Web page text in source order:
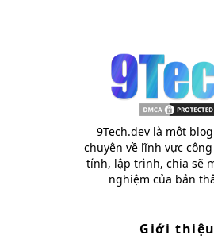
9Tech.dev là một
chuyên về lĩnh vực
tính, lập trình, chia sẽ
nghiệm của bản
Giới thiệu